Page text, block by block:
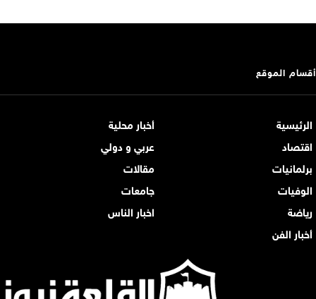
أقسام الموقع
الرئيسية
أخبار محلية
اقتصاد
عربي و دولي
برلمانيات
مقالات
الوفيات
جامعات
رياضة
اخبار الناس
أخبار الفن